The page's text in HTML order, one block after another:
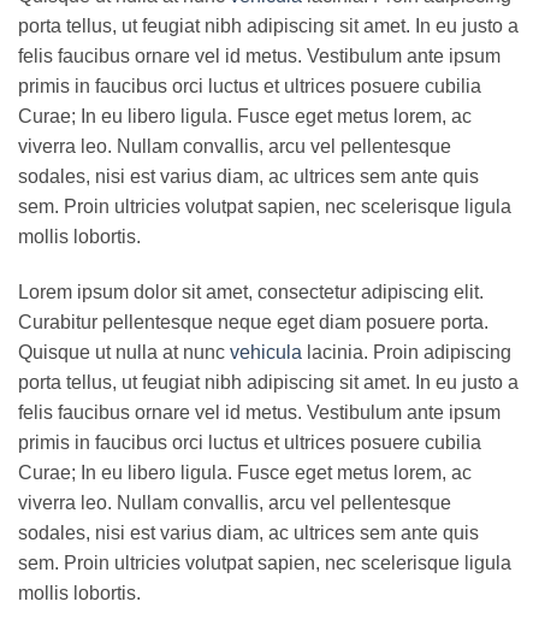
porta tellus, ut feugiat nibh adipiscing sit amet. In eu justo a
felis faucibus ornare vel id metus. Vestibulum ante ipsum
primis in faucibus orci luctus et ultrices posuere cubilia
Curae; In eu libero ligula. Fusce eget metus lorem, ac
viverra leo. Nullam convallis, arcu vel pellentesque
sodales, nisi est varius diam, ac ultrices sem ante quis
sem. Proin ultricies volutpat sapien, nec scelerisque ligula
mollis lobortis.
Lorem ipsum dolor sit amet, consectetur adipiscing elit.
Curabitur pellentesque neque eget diam posuere porta.
Quisque ut nulla at nunc vehicula lacinia. Proin adipiscing
porta tellus, ut feugiat nibh adipiscing sit amet. In eu justo a
felis faucibus ornare vel id metus. Vestibulum ante ipsum
primis in faucibus orci luctus et ultrices posuere cubilia
Curae; In eu libero ligula. Fusce eget metus lorem, ac
viverra leo. Nullam convallis, arcu vel pellentesque
sodales, nisi est varius diam, ac ultrices sem ante quis
sem. Proin ultricies volutpat sapien, nec scelerisque ligula
mollis lobortis.